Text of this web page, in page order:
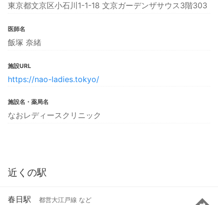
東京都文京区小石川1-1-18 文京ガーデンザサウス3階303
医師名
飯塚 奈緒
施設URL
https://nao-ladies.tokyo/
施設名・薬局名
なおレディースクリニック
近くの駅
春日駅 都営大江戸線 など